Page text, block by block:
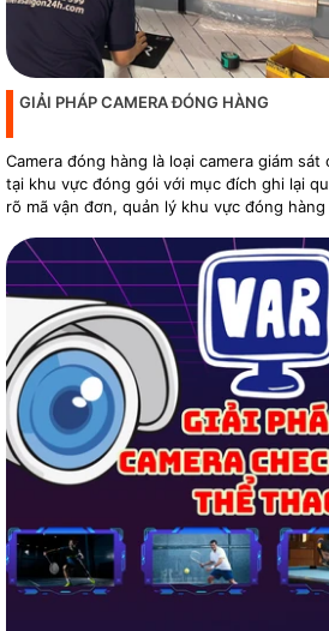
GIẢI PHÁP CAMERA ĐÓNG HÀNG
Camera đóng hàng là loại camera giám
tại khu vực đóng gói với mục đích ghi lại
rõ mã vận đơn, quản lý khu vực đóng hàng